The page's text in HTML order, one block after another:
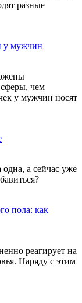
разные
у мужчин
сферы, чем
у мужчин носят
а сейчас уже
пола: как
реагирует на
Наряду с этим